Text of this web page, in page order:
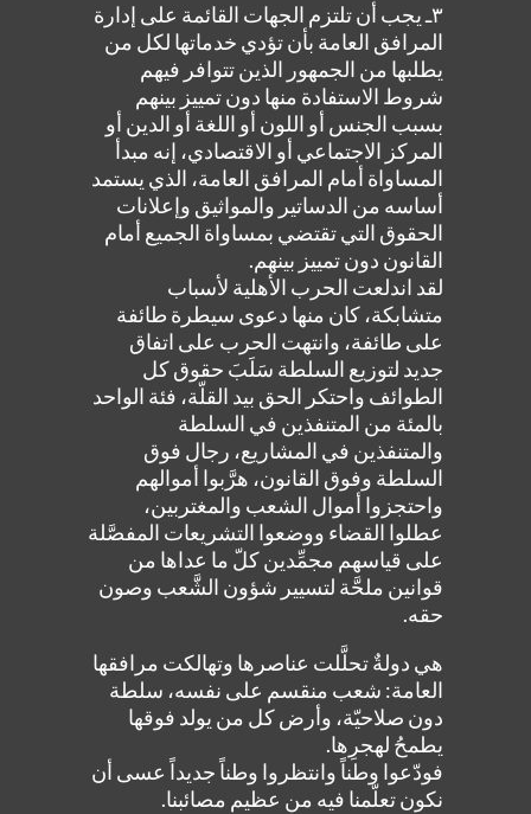
٣ـ يجب أن تلتزم الجهات القائمة على إدارة
المرافق العامة بأن تؤدي خدماتها لكل من
يطلبها من الجمهور الذين تتوافر فيهم
شروط الاستفادة منها دون تمييز بينهم
بسبب الجنس أو اللون أو اللغة أو الدين أو
المركز الاجتماعي أو الاقتصادي، إنه مبدأ
المساواة أمام المرافق العامة، الذي يستمد
أساسه من الدساتير والمواثيق وإعلانات
الحقوق التي تقتضي بمساواة الجميع أمام
القانون دون تمييز بينهم.
لقد اندلعت الحرب الأهلية لأسباب
متشابكة، كان منها دعوى سيطرة طائفة
على طائفة، وانتهت الحرب على اتفاق
جديد لتوزيع السلطة سَلَبَ حقوق كل
الطوائف واحتكر الحق بيد القلّة، فئة الواحد
بالمئة من المتنفذين في السلطة
والمتنفذين في المشاريع، رجال فوق
السلطة وفوق القانون، هرَّبوا أموالهم
واحتجزوا أموال الشعب والمغتربين،
عطلوا القضاء ووضعوا التشريعات المفصَّلة
على قياسهم مجمِّدين كلّ ما عداها من
قوانين ملحَّة لتسيير شؤون الشَّعب وصون
حقه.
هي دولةٌ تحلَّلت عناصرها وتهالكت مرافقها
العامة: شعب منقسم على نفسه، سلطة
دون صلاحيّة، وأرض كل من يولد فوقها
يطمحُ لهجرِها.
فودّعوا وطناً وانتظروا وطناً جديداً عسى أن
نكون تعلّمنا فيه من عظيم مصائبنا.